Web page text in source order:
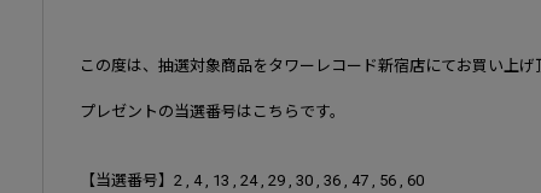
この度は、抽選対象商品をタワーレコード新宿店にてお買い上
プレゼントの当選番号はこちらです。
【当選番号】2 , 4 , 13 , 24 , 29 , 30 , 36 , 47 , 56 , 60